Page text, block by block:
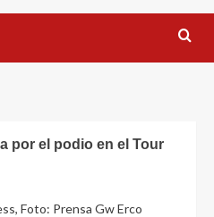
por el podio en el Tour
Foto: Prensa Gw Erco